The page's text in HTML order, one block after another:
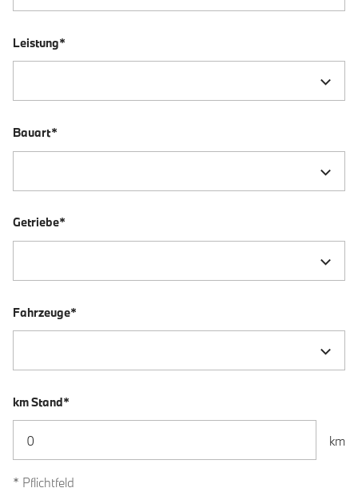
Leistung*
Bauart*
Getriebe*
Fahrzeuge*
km Stand*
km
* Pflichtfeld